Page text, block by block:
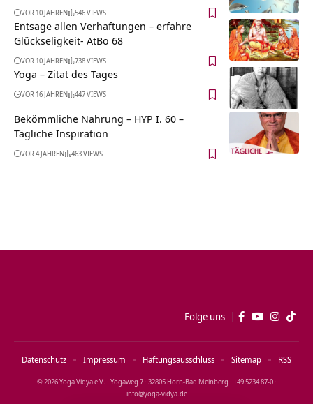
VOR 10 JAHREN 546 VIEWS
Entsage allen Verhaftungen – erfahre
Glückseligkeit- AtBo 68
VOR 10 JAHREN 738 VIEWS
Yoga – Zitat des Tages
VOR 16 JAHREN 447 VIEWS
Bekömmliche Nahrung – HYP I. 60 –
Tägliche Inspiration
VOR 4 JAHREN 463 VIEWS
Folge uns
© 2026 Yoga Vidya e.V. · Yogaweg 7 · 32805 Horn‑Bad Meinberg · +49 5234 87‑0 ·
info@yoga‑vidya.de
Datenschutz Impressum Haftungsausschluss Sitemap RSS